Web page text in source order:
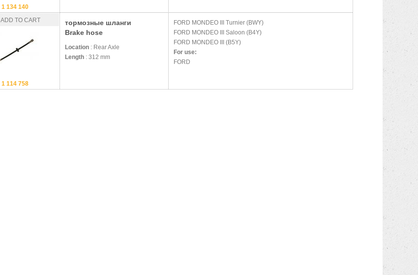
1 134 140
ADD TO CART
1 114 758
тормозные шланги
Brake hose
Location : Rear Axle
Length : 312 mm
FORD MONDEO III Turnier (BWY)
FORD MONDEO III Saloon (B4Y)
FORD MONDEO III (B5Y)
For use:
FORD